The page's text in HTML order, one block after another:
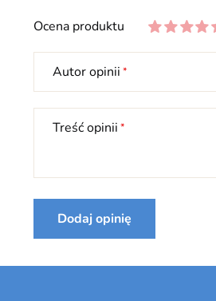
Ocena produktu
Autor opinii
Treść opinii
Dodaj opinię